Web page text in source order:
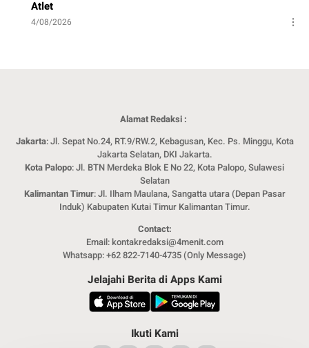
Atlet
4/08/2026
Alamat Redaksi :
Jakarta: Jl. Sepat No.24, RT.9/RW.2, Kebagusan, Kec. Ps. Minggu, Kota
Jakarta Selatan, DKI Jakarta.
Kota Palopo: Jl. BTN Merdeka Blok E No 22, Kota Palopo, Sulawesi
Selatan
Kalimantan Timur: Jl. Ilham Maulana, Sangatta utara (Depan Pasar
Induk) Kabupaten Kutai Timur Kalimantan Timur.
Contact:
Email: kontakredaksi@4menit.com
Whatsapp: +62 822-7140-4735 (Only Message)
Jelajahi Berita di Apps Kami
Ikuti Kami